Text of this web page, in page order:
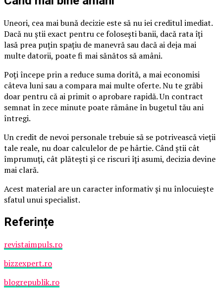
Uneori, cea mai bună decizie este să nu iei creditul imediat.
Dacă nu știi exact pentru ce folosești banii, dacă rata îți
lasă prea puțin spațiu de manevră sau dacă ai deja mai
multe datorii, poate fi mai sănătos să amâni.
Poți începe prin a reduce suma dorită, a mai economisi
câteva luni sau a compara mai multe oferte. Nu te grăbi
doar pentru că ai primit o aprobare rapidă. Un contract
semnat în zece minute poate rămâne în bugetul tău ani
întregi.
Un credit de nevoi personale trebuie să se potrivească vieții
tale reale, nu doar calculelor de pe hârtie. Când știi cât
împrumuți, cât plătești și ce riscuri îți asumi, decizia devine
mai clară.
Acest material are un caracter informativ și nu înlocuiește
sfatul unui specialist.
Referințe
revistaimpuls.ro
bizzexpert.ro
blogrepublik.ro